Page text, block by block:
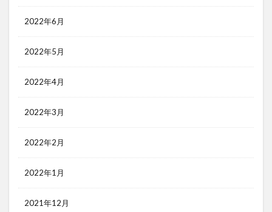
2022年6月
2022年5月
2022年4月
2022年3月
2022年2月
2022年1月
2021年12月